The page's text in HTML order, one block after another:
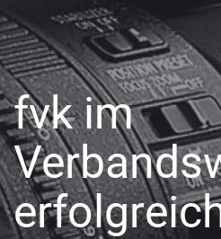
fvk im